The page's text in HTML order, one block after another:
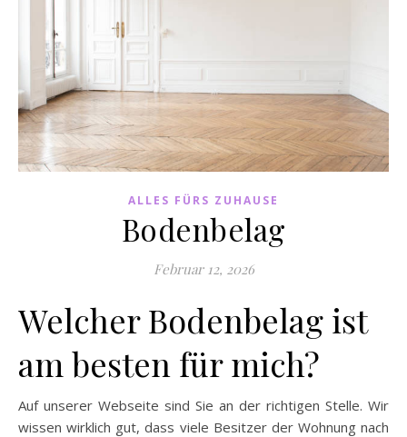
ALLES FÜRS ZUHAUSE
Bodenbelag
Februar 12, 2026
Welcher Bodenbelag ist
am besten für mich?
Auf unserer Webseite sind Sie an der richtigen Stelle. Wir
wissen wirklich gut, dass viele Besitzer der Wohnung nach